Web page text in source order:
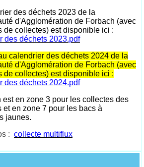
des déchets 2023 de la
d'Agglomération de Forbach (avec
de collectes) est disponible ici :
des déchets 2023.pdf
calendrier des déchets 2024 de la
d'Agglomération de Forbach (avec
de collectes) est disponible ici :
des déchets 2024.pdf
est en zone 3 pour les collectes des
et en zone 7 pour les bacs à
jaunes.
: collecte multiflux